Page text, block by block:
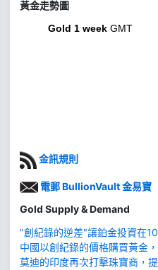
黃金走勢圖
Gold 1 week GMT
金訊規則
電郵 BullionVault 金易寶
Gold Supply & Demand
"創紀錄的逆差"讓鉑金投資在
中國以創紀錄的價格購買黃金
莫迪的印度再次打擊珠寶商，